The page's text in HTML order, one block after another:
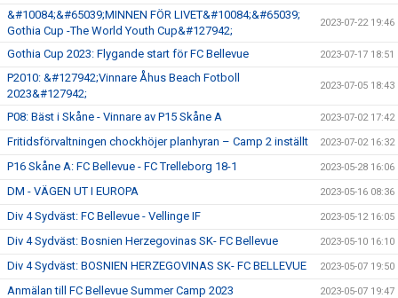
&#10084;&#65039;MINNEN FÖR LIVET&#10084;&#65039;
Gothia Cup -The World Youth Cup&#127942;
2023-07-22 19:46
Gothia Cup 2023: Flygande start för FC Bellevue 2023-07-17 18:51
P2010: &#127942;Vinnare Åhus Beach Fotboll
2023&#127942;
2023-07-05 18:43
P08: Bäst i Skåne - Vinnare av P15 Skåne A 2023-07-02 17:42
Fritidsförvaltningen chockhöjer planhyran – Camp 2 inställt 2023-07-02 16:32
P16 Skåne A: FC Bellevue - FC Trelleborg 18-1 2023-05-28 16:06
DM - VÄGEN UT I EUROPA 2023-05-16 08:36
Div 4 Sydväst: FC Bellevue - Vellinge IF 2023-05-12 16:05
Div 4 Sydväst: Bosnien Herzegovinas SK- FC Bellevue 2023-05-10 16:10
Div 4 Sydväst: BOSNIEN HERZEGOVINAS SK- FC BELLEVUE 2023-05-07 19:50
Anmälan till FC Bellevue Summer Camp 2023 2023-05-07 19:47